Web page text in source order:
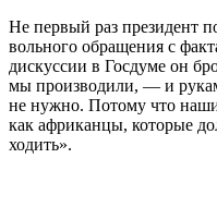
Не первый раз президент
вольного обращения с
дискуссии в Госдуме он
мы производили, — и
не нужно. Потому что
как африканцы, которые
ходить».